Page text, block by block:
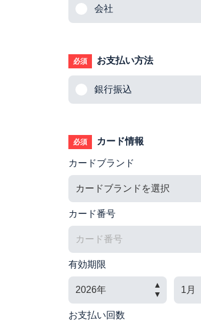
会社
必須 お支払い方法
銀行振込
必須 カード情報
カードブランド
カード番号
有効期限
お支払い回数